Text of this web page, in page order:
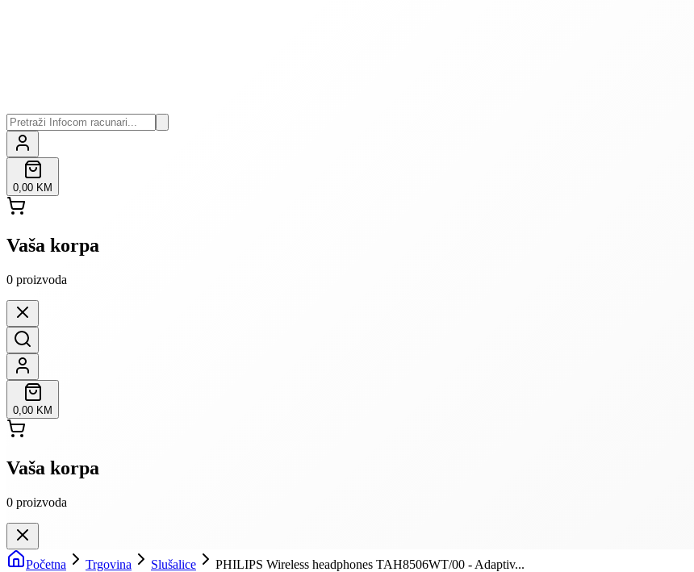
0,00 KM
Vaša korpa
0 proizvoda
0,00 KM
Vaša korpa
0 proizvoda
Početna Trgovina Slušalice
PHILIPS Wireless headphones TAH8506WT/00 - Adaptiv...